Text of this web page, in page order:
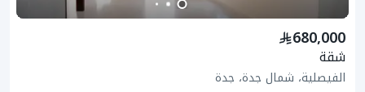
680,000
شقة
الفيصلية، شمال جدة، جدة